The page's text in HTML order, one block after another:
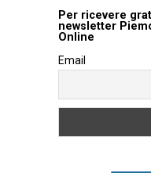
Per ricevere
newsletter
Online
Email